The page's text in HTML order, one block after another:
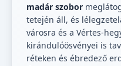
madár szobor
tetején áll, és
városra és a Vértes-
kirándulóösvényei is
réteken és ébredező